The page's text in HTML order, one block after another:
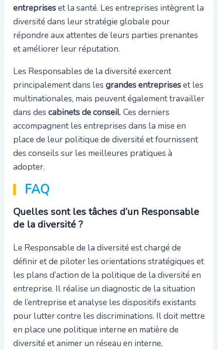
entrepriseset la santé. Les entreprises intègrent la
diversité dans leur stratégie globale pour
répondre aux attentes de leurs parties prenantes
et améliorer leur réputation.
Les Responsables de la diversité exercent
principalement dans les grandes entrepriseset les
multinationales, mais peuvent également travailler
dans des cabinets de conseil. Ces derniers
accompagnent les entreprises dans la mise en
place de leur politique de diversité et fournissent
des conseils sur les meilleures pratiques à
adopter.
FAQ
Quelles sont les tâches d’un Responsable
de la diversité ?
Le Responsable de la diversité est chargé de
définir et de piloter les orientations stratégiques et
les plans d’action de la politique de la diversité en
entreprise. Il réalise un diagnostic de la situation
de l’entreprise et analyse les dispositifs existants
pour lutter contre les discriminations. Il doit mettre
en place une politique interne en matière de
diversité et animer un réseau en interne,